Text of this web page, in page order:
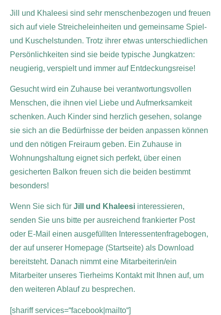
Jill und Khaleesi sind sehr menschenbezogen und freuen
sich auf viele Streicheleinheiten und gemeinsame Spiel-
und Kuschelstunden. Trotz ihrer etwas unterschiedlichen
Persönlichkeiten sind sie beide typische Jungkatzen:
neugierig, verspielt und immer auf Entdeckungsreise!
Gesucht wird ein Zuhause bei verantwortungsvollen
Menschen, die ihnen viel Liebe und Aufmerksamkeit
schenken. Auch Kinder sind herzlich gesehen, solange
sie sich an die Bedürfnisse der beiden anpassen können
und den nötigen Freiraum geben. Ein Zuhause in
Wohnungshaltung eignet sich perfekt, über einen
gesicherten Balkon freuen sich die beiden bestimmt
besonders!
Wenn Sie sich für Jill und Khaleesi interessieren,
senden Sie uns bitte per ausreichend frankierter Post
oder E-Mail einen ausgefüllten Interessentenfragebogen,
der auf unserer Homepage (Startseite) als Download
bereitsteht. Danach nimmt eine Mitarbeiterin/ein
Mitarbeiter unseres Tierheims Kontakt mit Ihnen auf, um
den weiteren Ablauf zu besprechen.
[shariff services=“facebook|mailto“]